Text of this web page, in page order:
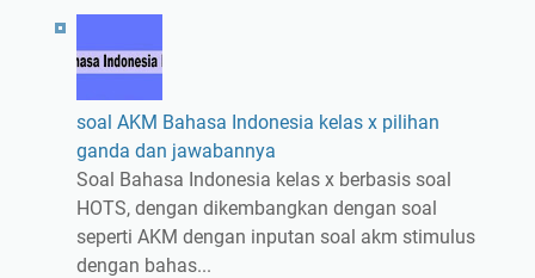
soal AKM Bahasa Indonesia kelas x pilihan
ganda dan jawabannya
Soal Bahasa Indonesia kelas x berbasis soal
HOTS, dengan dikembangkan dengan soal
seperti AKM dengan inputan soal akm stimulus
dengan bahas...